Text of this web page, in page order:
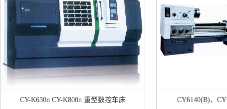
CY-K630n CY-K800n 重型数控车床 CY6140(B)、